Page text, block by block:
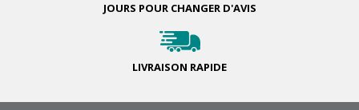
JOURS POUR CHANGER D'AVIS
LIVRAISON RAPIDE